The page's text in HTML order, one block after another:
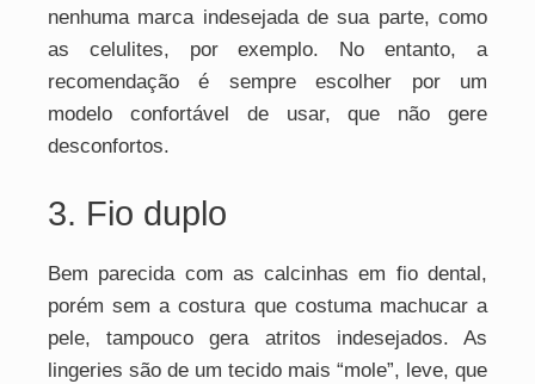
nenhuma marca indesejada de sua parte, como
as celulites, por exemplo. No entanto, a
recomendação é sempre escolher por um
modelo confortável de usar, que não gere
desconfortos.
3. Fio duplo
Bem parecida com as calcinhas em fio dental,
porém sem a costura que costuma machucar a
pele, tampouco gera atritos indesejados. As
lingeries são de um tecido mais “mole”, leve, que